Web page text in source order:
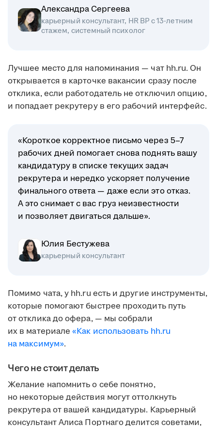
Александра Сергеева
карьерный консультант, HR BP с 13-летним
стажем, системный психолог
Лучшее место для напоминания — чат hh.ru. Он
открывается в карточке вакансии сразу после
отклика, если работодатель не отключил опцию,
и попадает рекрутеру в его рабочий интерфейс.
«Короткое корректное письмо через 5–7
рабочих дней помогает снова поднять вашу
кандидатуру в списке текущих задач
рекрутера и нередко ускоряет получение
финального ответа — даже если это отказ.
А это снимает с вас груз неизвестности
и позволяет двигаться дальше».
Юлия Бестужева
карьерный консультант
Помимо чата, у hh.ru есть и другие инструменты,
которые помогают быстрее проходить путь
от отклика до офера, — мы собрали
их в материале«Как использовать hh.ru
на максимум».
Чего не стоит делать
Желание напомнить о себе понятно,
но некоторые действия могут оттолкнуть
рекрутера от вашей кандидатуры. Карьерный
консультант Алиса Портнаго делится советами,